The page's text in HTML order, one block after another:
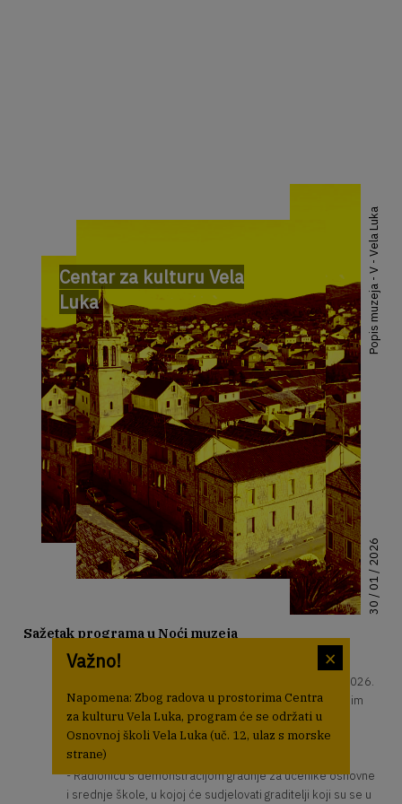
Centar za kulturu Vela
Luka
30 / 01 / 2026
Popis muzeja - V - Vela Luka
×
Važno!
Napomena: Zbog radova u prostorima Centra
za kulturu Vela Luka, program će se održati u
Osnovnoj školi Vela Luka (uč. 12, ulaz s morske
strane)
Sažetak programa u Noći muzeja
"IGRA U KAMENU: VRTUJCI I PICUNI"
Centar za kulturu Vela Luka će program Noći muzeja 2026.
u potpunosti posvetiti vrtujcima i picunima, jednostavnim
suhozidnim građevinama, u čijoj se gradnji primjenjuje
konzolna tehnika gradnje.
Program uključuje:
- Radionicu s demonstracijom gradnje za učenike osnovne
i srednje škole, u kojoj će sudjelovati graditelji koji su se u